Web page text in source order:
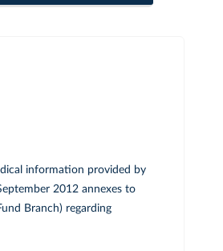
information provided by
2012 annexes to
Branch) regarding